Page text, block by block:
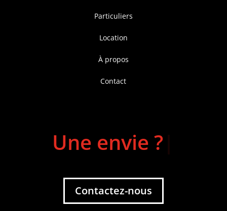
Particuliers
Location
À propos
Contact
Une envie ?
Contactez-nous